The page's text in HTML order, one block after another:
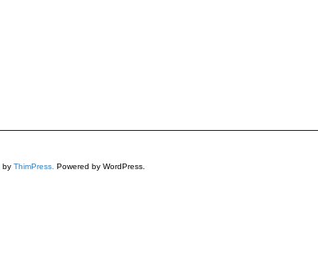
by ThimPress. Powered by WordPress.